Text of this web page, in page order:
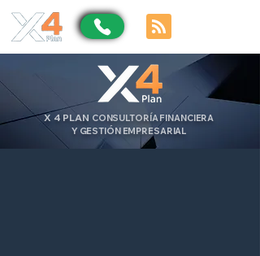
X 4 PLAN CONSULTORÍA FINANCIERA
Y GESTIÓN EMPRESARIAL